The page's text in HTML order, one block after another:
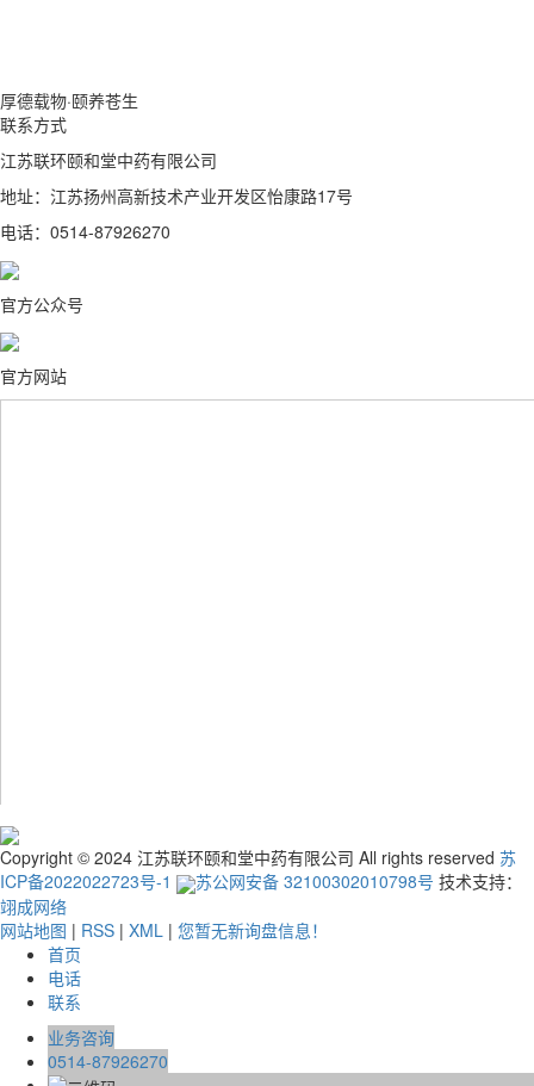
厚德载物·颐养苍生
联系方式
江苏联环颐和堂中药有限公司
地址：江苏扬州高新技术产业开发区怡康路17号
电话：0514-87926270
官方公众号
官方网站
Copyright © 2024 江苏联环颐和堂中药有限公司 All rights reserved 苏
ICP备2022022723号-1
苏公网安备 32100302010798号 技术支持：
翊成网络
网站地图 | RSS | XML | 您暂无新询盘信息！
首页
电话
联系
业务咨询
0514-87926270